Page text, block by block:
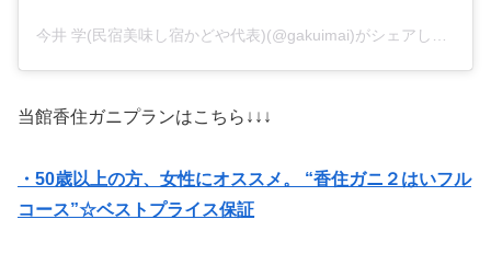
今井 学(民宿美味し宿かどや代表)(@gakuimai)がシェアした投稿
当館香住ガニプランはこちら↓↓↓
・50歳以上の方、女性にオススメ。 “香住ガニ２はいフル
コース”☆ベストプライス保証